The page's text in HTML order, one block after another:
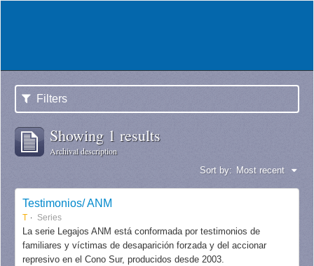
Filters
Showing 1 results
Archival description
Sort by: Most recent
Testimonios/ ANM
T Series
La serie Legajos ANM está conformada por testimonios de
familiares y víctimas de desaparición forzada y del accionar
represivo en el Cono Sur, producidos desde 2003.